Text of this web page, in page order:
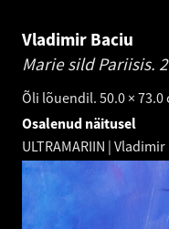
Vladimir Baciu
Marie sild Pariisis.
Õli lõuendil. 50.0 × 73.0
Osalenud näitusel
ULTRAMARIIN |